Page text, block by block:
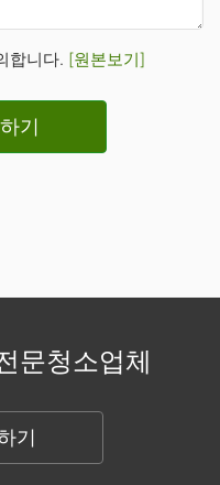
합니다. [원본보기]
기
문청소업체
기